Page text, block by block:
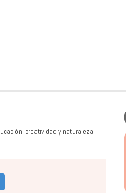
creatividad y naturaleza